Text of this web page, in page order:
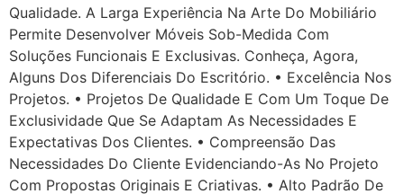
Qualidade. A Larga Experiência Na Arte Do Mobiliário
Permite Desenvolver Móveis Sob-Medida Com
Soluções Funcionais E Exclusivas. Conheça, Agora,
Alguns Dos Diferenciais Do Escritório. • Excelência Nos
Projetos. • Projetos De Qualidade E Com Um Toque De
Exclusividade Que Se Adaptam As Necessidades E
Expectativas Dos Clientes. • Compreensão Das
Necessidades Do Cliente Evidenciando-As No Projeto
Com Propostas Originais E Criativas. • Alto Padrão De